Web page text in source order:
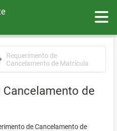
Requerimento de
Cancelamento de Matrícula
de
de Cancelamento de